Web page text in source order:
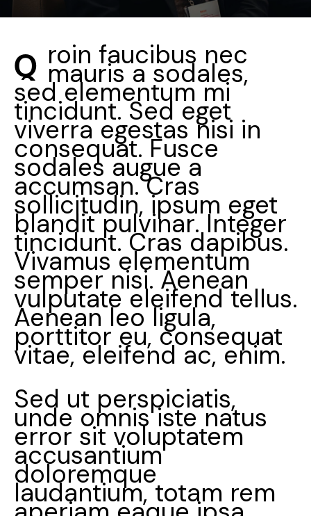
Q roin faucibus nec
mauris a sodales,
sed elementum mi
tincidunt. Sed eget
viverra egestas nisi in
consequat. Fusce
sodales augue a
accumsan. Cras
sollicitudin, ipsum eget
blandit pulvinar. Integer
tincidunt. Cras dapibus.
Vivamus elementum
semper nisi. Aenean
vulputate eleifend tellus.
Aenean leo ligula,
porttitor eu, consequat
vitae, eleifend ac, enim.
Sed ut perspiciatis,
unde omnis iste natus
error sit voluptatem
accusantium
doloremque
laudantium, totam rem